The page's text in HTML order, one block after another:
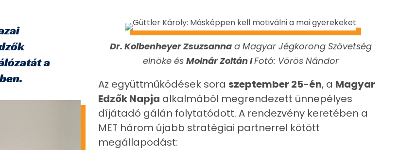
a
Dr. Kolbenheyer Zsuzsannaa Magyar Jégkorong Szövetség
elnöke és Molnár ZoltánIFotó: Vörös Nándor
Az együttműködések soraszeptember 25-én, a Magyar
Edzők Napja alkalmából megrendezett ünnepélyes
díjátadó gálán folytatódott. A rendezvény keretében a
MET három újabb stratégiai partnerrel kötött
megállapodást: